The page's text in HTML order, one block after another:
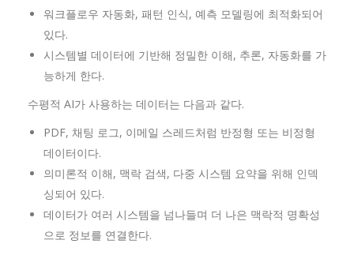
워크플로우 자동화, 패턴 인식, 예측 모델링에 최적화되어
있다.
시스템별 데이터에 기반해 정밀한 이해, 추론, 자동화를 가
능하게 한다.
수평적 AI가 사용하는 데이터는 다음과 같다.
PDF, 채팅 로그, 이메일 스레드처럼 반정형 또는 비정형
데이터이다.
의미론적 이해, 맥락 검색, 다중 시스템 요약을 위해 인덱
싱되어 있다.
데이터가 여러 시스템을 넘나들며 더 나은 맥락적 명확성
으로 정보를 연결한다.